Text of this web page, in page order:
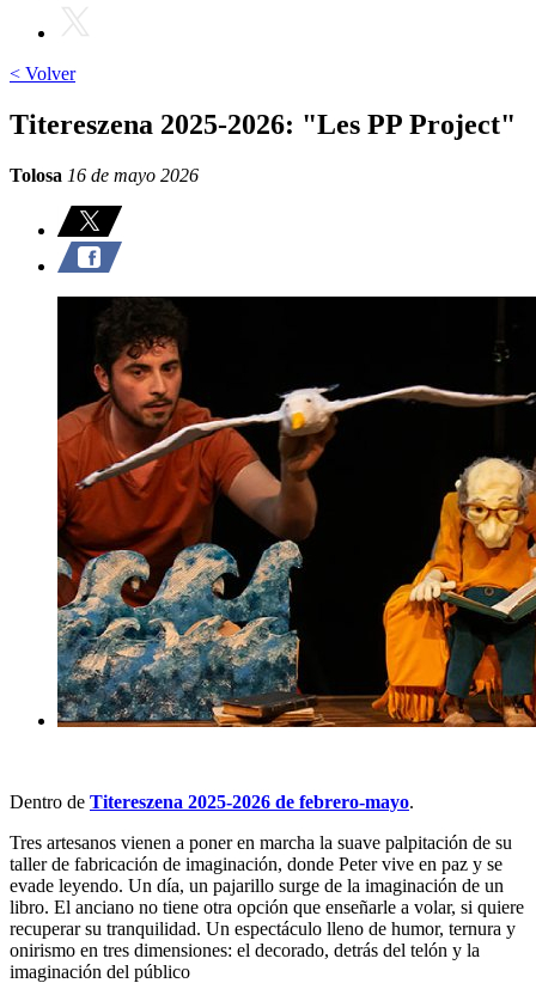
< Volver
Titereszena 2025-2026: "Les PP Project"
Tolosa 16 de mayo 2026
Dentro de Titereszena 2025-2026 de febrero-mayo.
Tres artesanos vienen a poner en marcha la suave palpitación de su
taller de fabricación de imaginación, donde Peter vive en paz y se
evade leyendo. Un día, un pajarillo surge de la imaginación de un
libro. El anciano no tiene otra opción que enseñarle a volar, si quiere
recuperar su tranquilidad. Un espectáculo lleno de humor, ternura y
onirismo en tres dimensiones: el decorado, detrás del telón y la
imaginación del público